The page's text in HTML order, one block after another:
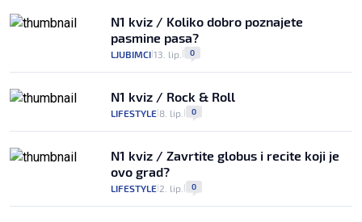
N1 kviz / Koliko dobro poznajete
pasmine pasa?
LJUBIMCI 13. lip. 0
N1 kviz / Rock & Roll
LIFESTYLE 8. lip. 0
N1 kviz / Zavrtite globus i recite koji je
ovo grad?
LIFESTYLE 2. lip. 0